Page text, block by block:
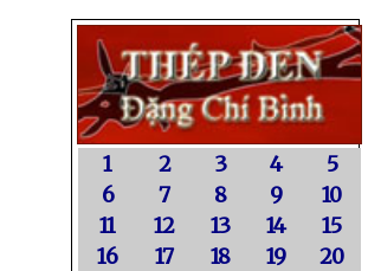
1 2 3 4
5
6
7 8 9
10
11
12 13 14
15
16
17 18 19
20